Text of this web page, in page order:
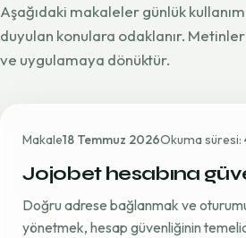
Aşağıdaki makaleler günlük
duyulan konulara odaklanır. Metinler
ve uygulamaya dönüktür.
Makale18 Temmuz 2026Okuma süresi:
Jojobet hesabına
Doğru adrese bağlanmak ve
yönetmek, hesap güvenliğinin